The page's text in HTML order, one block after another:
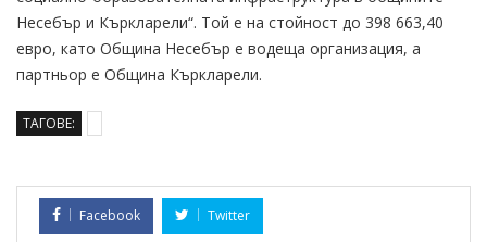
Несебър и Къркларели“. Той е на стойност до 398 663,40
евро, като Община Несебър е водеща организация, а
партньор е Община Къркларели.
ТАГОВЕ:
Facebook Twitter